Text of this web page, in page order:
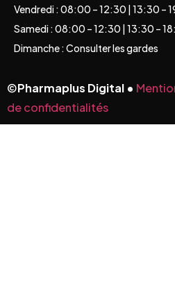
Vendredi : 08:00 – 12:30 | 13:30 –
Samedi : 08:00 – 12:30 | 13:30 –
Dimanche : Consulter les gardes
©Pharmaplus Digital •
de confidentialités